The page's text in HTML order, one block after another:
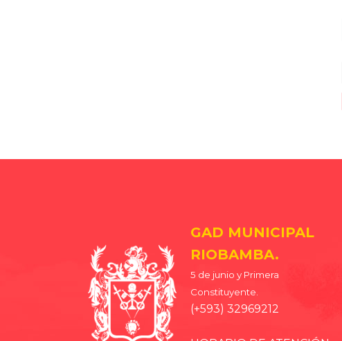
GAD MUNICIPAL
RIOBAMBA.
5 de junio y Primera
Constituyente.
(+593) 32969212